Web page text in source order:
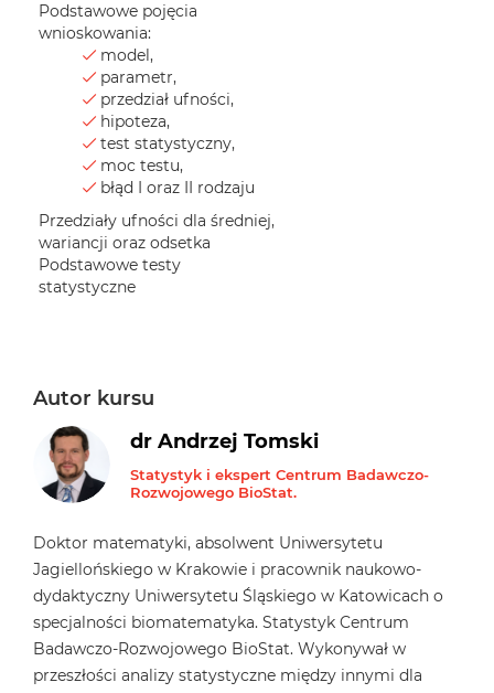
Podstawowe pojęcia
wnioskowania:
model,
parametr,
przedział ufności,
hipoteza,
test statystyczny,
moc testu,
błąd I oraz II rodzaju
Przedziały ufności dla średniej,
wariancji oraz odsetka
Podstawowe testy
statystyczne
Autor kursu
dr Andrzej Tomski
Statystyk i ekspert Centrum Badawczo-
Rozwojowego BioStat.
Doktor matematyki, absolwent Uniwersytetu
Jagiellońskiego w Krakowie i pracownik naukowo-
dydaktyczny Uniwersytetu Śląskiego w Katowicach o
specjalności biomatematyka. Statystyk Centrum
Badawczo-Rozwojowego BioStat. Wykonywał w
przeszłości analizy statystyczne między innymi dla